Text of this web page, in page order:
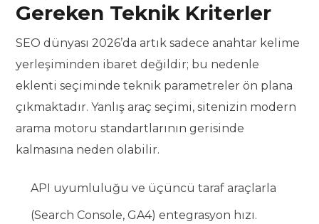
Gereken Teknik Kriterler
SEO dünyası 2026’da artık sadece anahtar kelime
yerleşiminden ibaret değildir; bu nedenle
eklenti seçiminde teknik parametreler ön plana
çıkmaktadır. Yanlış araç seçimi, sitenizin modern
arama motoru standartlarının gerisinde
kalmasına neden olabilir.
API uyumluluğu ve üçüncü taraf araçlarla
(Search Console, GA4) entegrasyon hızı.